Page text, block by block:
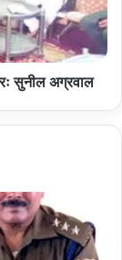
सुनील अग्रवाल